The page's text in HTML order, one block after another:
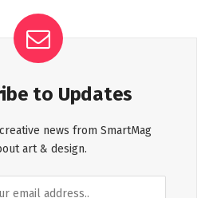
to Updates
news from SmartMag
art & design.